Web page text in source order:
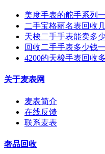
美度手表的舵手系列
二手宝格丽名表回收
天梭二手手表能卖多
回收二手手表多少钱
4200的天梭手表回收
关于麦表网
麦表简介
在线反馈
联系麦表
奢品回收